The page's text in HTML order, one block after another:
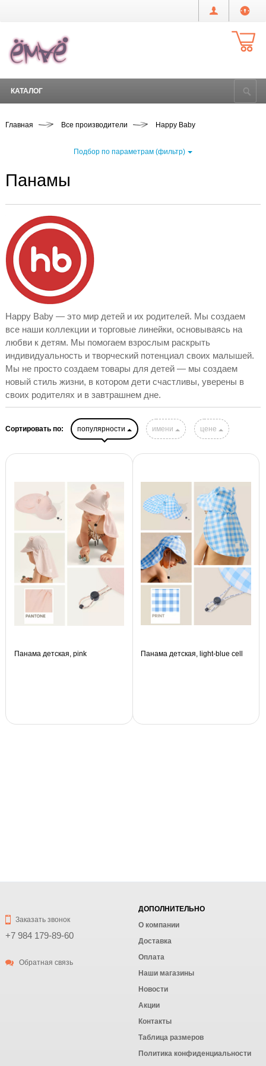
КАТАЛОГ
Главная Все производители Happy Baby
Подбор по параметрам (фильтр)
Панамы
Happy Baby — это мир детей и их родителей. Мы создаем
все наши коллекции и торговые линейки, основываясь на
любви к детям. Мы помогаем взрослым раскрыть
индивидуальность и творческий потенциал своих малышей.
Мы не просто создаем товары для детей — мы создаем
новый стиль жизни, в котором дети счастливы, уверены в
своих родителях и в завтрашнем дне.
Сортировать по: популярности имени цене
Панама детская, pink Панама детская, light-blue cell
Заказать звонок
+7 984 179-89-60
Обратная связь
ДОПОЛНИТЕЛЬНО
О компании
Доставка
Оплата
Наши магазины
Новости
Акции
Контакты
Таблица размеров
Политика конфиденциальности